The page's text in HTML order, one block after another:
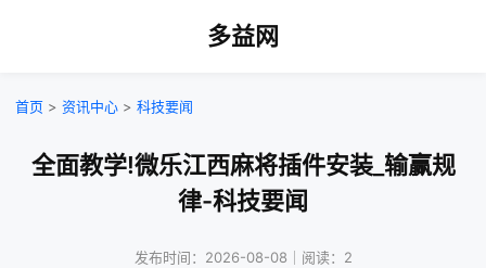
多益网
首页 > 资讯中心 > 科技要闻
全面教学!微乐江西麻将插件安装_输赢规
律-科技要闻
发布时间：2026-08-08｜阅读：2